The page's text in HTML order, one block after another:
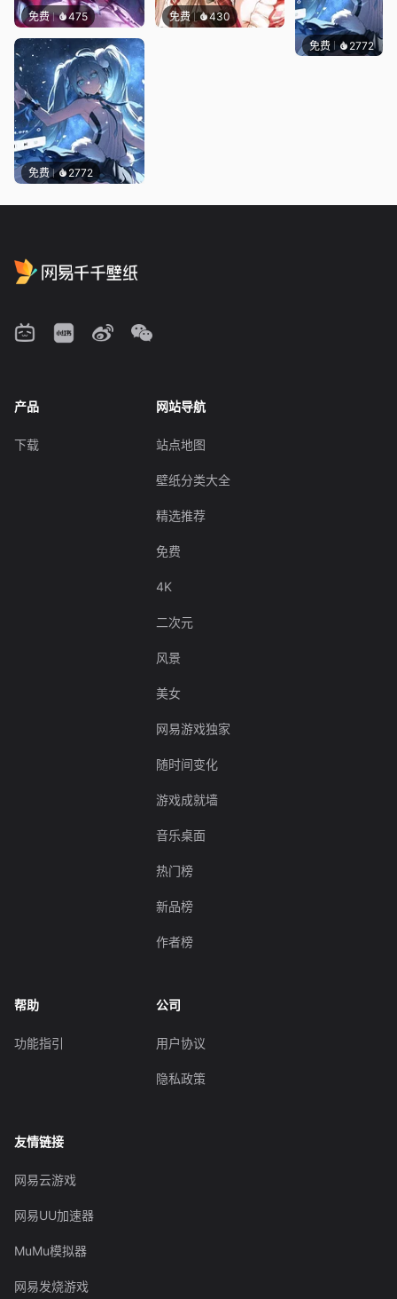
免费 475 免费 430
免费 2772
免费 2772冷鸟
产品
下载
网站导航
站点地图
壁纸分类大全
精选推荐
免费
4K
二次元
风景
美女
网易游戏独家
随时间变化
游戏成就墙
音乐桌面
热门榜
新品榜
作者榜
帮助
功能指引
公司
用户协议
隐私政策
友情链接
网易云游戏
网易UU加速器
MuMu模拟器
网易发烧游戏